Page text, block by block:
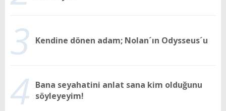
3 Kendine dönen adam; Nolan´ın Odysseus´u
4 Bana seyahatini anlat sana kim olduğunu
söyleyeyim!